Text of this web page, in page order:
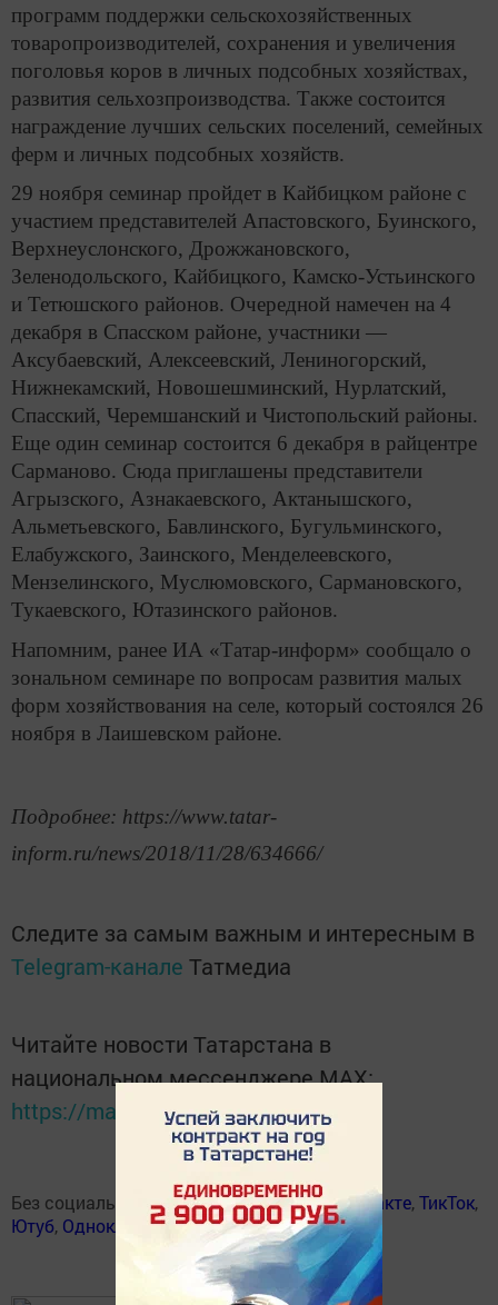
программ поддержки сельскохозяйственных
товаропроизводителей, сохранения и увеличения
поголовья коров в личных подсобных хозяйствах,
развития сельхозпроизводства. Также состоится
награждение лучших сельских поселений, семейных
ферм и личных подсобных хозяйств.
29 ноября семинар пройдет в Кайбицком районе с
участием представителей Апастовского, Буинского,
Верхнеуслонского, Дрожжановского,
Зеленодольского, Кайбицкого, Камско-Устьинского
и Тетюшского районов. Очередной намечен на 4
декабря в Спасском районе, участники —
Аксубаевский, Алексеевский, Лениногорский,
Нижнекамский, Новошешминский, Нурлатский,
Спасский, Черемшанский и Чистопольский районы.
Еще один семинар состоится 6 декабря в райцентре
Сарманово. Сюда приглашены представители
Агрызского, Азнакаевского, Актанышского,
Альметьевского, Бавлинского, Бугульминского,
Елабужского, Заинского, Менделеевского,
Мензелинского, Муслюмовского, Сармановского,
Тукаевского, Ютазинского районов.
Напомним, ранее ИА «Татар-информ» сообщало о
зональном семинаре по вопросам развития малых
форм хозяйствования на селе, который состоялся 26
ноября в Лаишевском районе.
Подробнее: https://www.tatar-
inform.ru/news/2018/11/28/634666/
Следите за самым важным и интересным в
Telegram-канале Татмедиа
Читайте новости Татарстана в
национальном мессенджере MАХ:
https://max.ru/tatmedia
Без социаль челтәрләрдә:Телеграм,ВКонтакте,ТикТок,
Ютуб, Одноклассники,Твиттер,Яндекс.Дзен